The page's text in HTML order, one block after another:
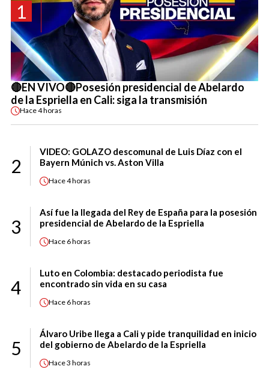
1
🔴EN VIVO🔴Posesión presidencial de Abelardo
de la Espriella en Cali: siga la transmisión
Hace4 horas
2
VIDEO: GOLAZO descomunal de Luis Díaz con el
Bayern Múnich vs. Aston Villa
Hace4 horas
3
Así fue la llegada del Rey de España para la posesión
presidencial de Abelardo de la Espriella
Hace 6 horas
4
Luto en Colombia: destacado periodista fue
encontrado sin vida en su casa
Hace 6 horas
5
Álvaro Uribe llega a Cali y pide tranquilidad en inicio
del gobierno de Abelardo de la Espriella
Hace3 horas